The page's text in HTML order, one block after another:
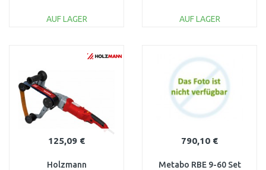
AUF LAGER
AUF LAGER
Vergleichen
125,09 €
Holzmann
790,10 €
Metabo RBE 9-60 Set